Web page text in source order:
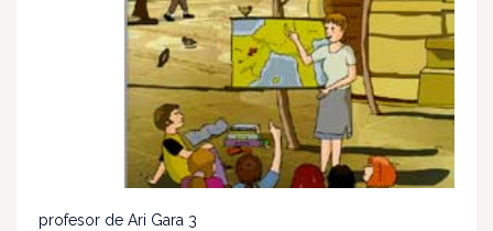
profesor de Ari Gara 3